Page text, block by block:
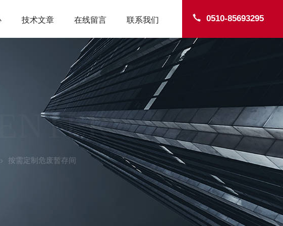
0510-85693295
技术文章 在线留言 联系我们
按需定制危废暂存间